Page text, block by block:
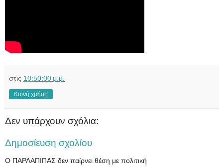
στις 10:50:00 μ.μ.
Κοινή χρήση
Δεν υπάρχουν σχόλια:
Δημοσίευση σχολίου
Ο ΠΑΡΛΑΠΙΠΑΣ δεν παίρνει θέση με πολιτική